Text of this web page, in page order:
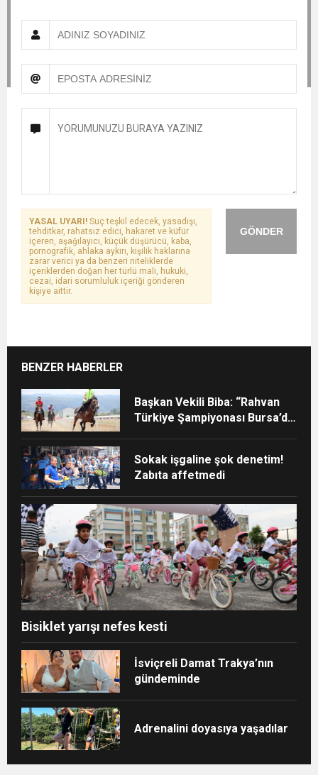
GÖNDER
YASAL UYARI! Suç teşkil edecek, yasadışı,
tehditkar, rahatsız edici, hakaret ve küfür
içeren, aşağılayıcı, küçük düşürücü, kaba,
pornografik, ahlaka aykırı, kişilik haklarına
zarar verici ya da benzeri niteliklerde
içeriklerden doğan her türlü mali, hukuki,
cezai, idari sorumluluk içeriği gönderen
kişiye aittir.
BENZER HABERLER
Başkan Vekili Biba: “Rahvan
Türkiye Şampiyonası Bursa’da
Sokak işgaline şok denetim!
Zabıta affetmedi
Bisiklet yarışı nefes kesti
İsviçreli Damat Trakya’nın
gündeminde
Adrenalini doyasıya yaşadılar